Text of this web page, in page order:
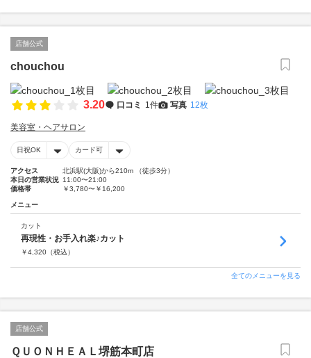
店舗公式
chouchou
3.20 口コミ 1件 写真 12枚
美容室・ヘアサロン
日祝OK カード可
アクセス
北浜駅(大阪)から210m （徒歩3分）
本日の営業状況 11:00〜21:00
価格帯
￥3,780〜￥16,200
メニュー
カット
再現性・お手入れ楽♪カット
￥4,320 （税込）
全てのメニューを見る
店舗公式
ＱＵＯＮＨＥＡＬ堺筋本町店